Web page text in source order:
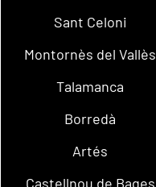
Sant Celoni
Montornès del Vallès
Talamanca
Borredà
Artés
Castellnou de Bages